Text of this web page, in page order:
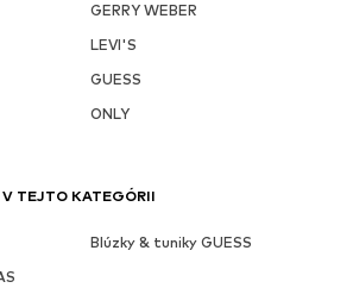
GERRY WEBER
LEVI'S
GUESS
ONLY
TEJTO KATEGÓRII
Blúzky & tuniky GUESS